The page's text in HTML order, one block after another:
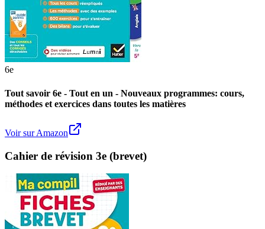
6e
Tout savoir 6e - Tout en un - Nouveaux programmes: cours,
méthodes et exercices dans toutes les matières
Voir sur Amazon
Cahier de révision 3e (brevet)